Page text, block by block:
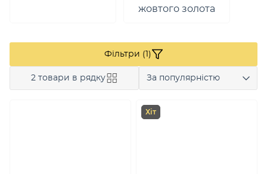
жовтого золота
Фільтри (1)
2 товари в рядку За популярністю
Хіт